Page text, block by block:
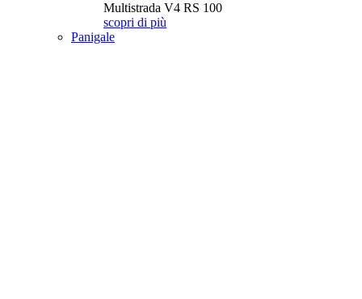
Multistrada V4 RS 100
scopri di più
Panigale